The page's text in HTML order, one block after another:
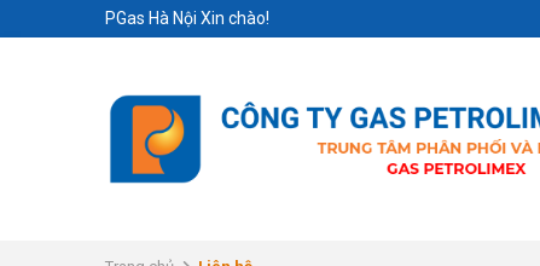
PGas Hà Nội Xin chào!